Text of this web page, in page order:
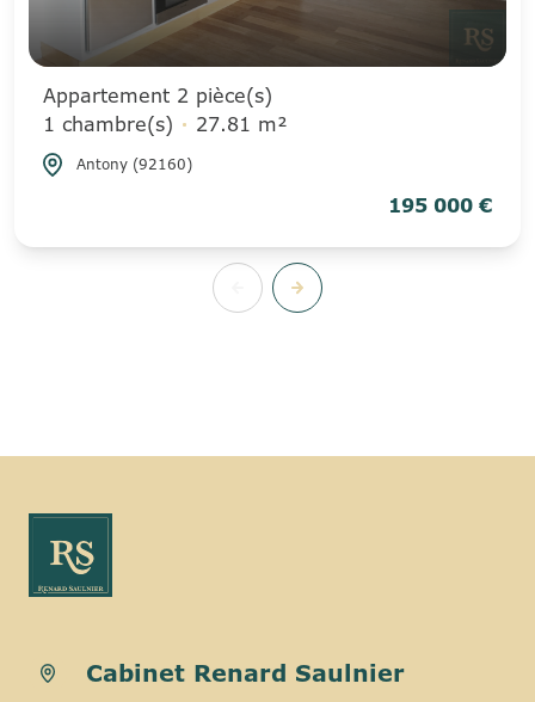
Appartement 2 pièce(s)
1 chambre(s)
27.81 m²
Antony (92160)
195 000 €
Cabinet Renard Saulnier